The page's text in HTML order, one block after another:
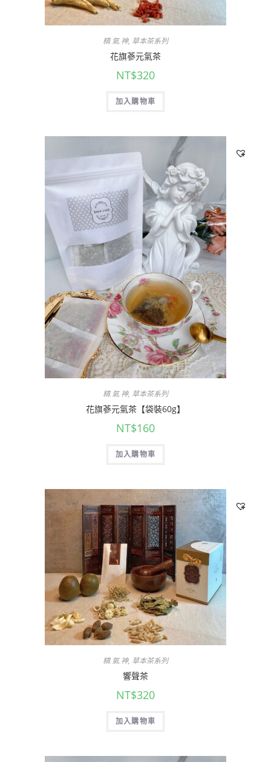
精.氣.神, 草本茶系列
花旗蔘元氣茶
NT$320
加入購物車
精.氣.神, 草本茶系列
花旗蔘元氣茶【袋裝60g】
NT$160
加入購物車
精.氣.神, 草本茶系列
響聲茶
NT$320
加入購物車